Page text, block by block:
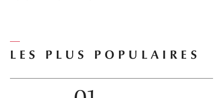
LES PLUS POPULAIRES